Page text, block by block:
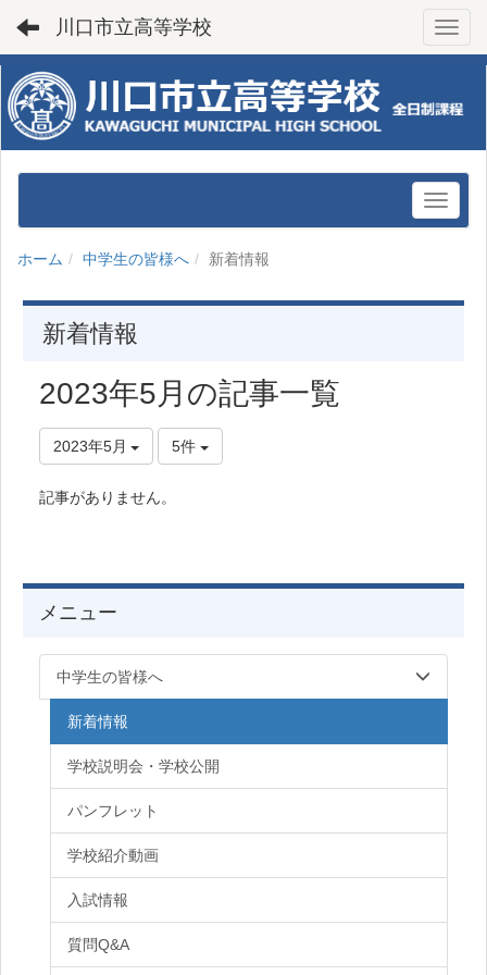
川口市立高等学校
ホーム 中学生の皆様へ 新着情報
新着情報
2023年5月の記事一覧
2023年5月 5件
記事がありません。
メニュー
中学生の皆様へ
新着情報
学校説明会・学校公開
パンフレット
学校紹介動画
入試情報
質問Q&A